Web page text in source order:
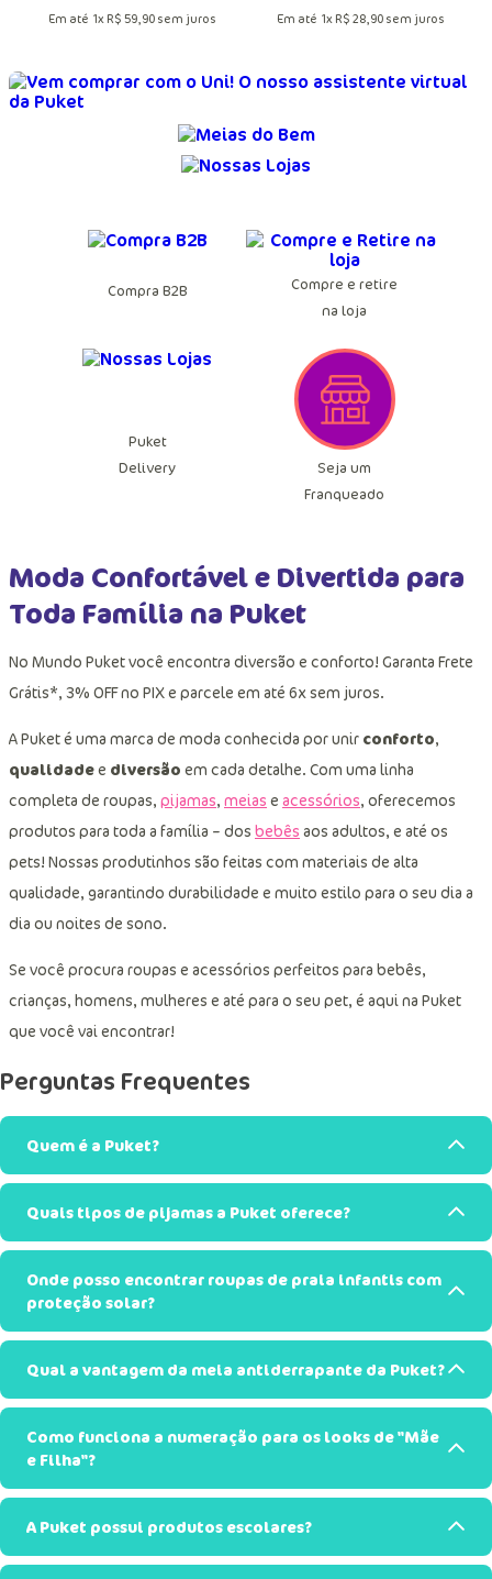
Em até 1x R$ 59, 90sem juros Em até 1x R$ 28, 90sem juros
Compra B2B
Compre e retire
na loja
Puket
Delivery
Seja um
Franqueado
Moda Confortável e Divertida para
Toda Família na Puket
No Mundo Puket você encontra diversão e conforto! Garanta Frete
Grátis*, 3% OFF no PIX e parcele em até 6x sem juros.
A Puket é uma marca de moda conhecida por unir conforto,
qualidadee diversão em cada detalhe. Com uma linha
completa de roupas, pijamas, meias e acessórios, oferecemos
produtos para toda a família – dos bebês aos adultos, e até os
pets! Nossas produtinhos são feitas com materiais de alta
qualidade, garantindo durabilidade e muito estilo para o seu dia a
dia ou noites de sono.
Se você procura roupas e acessórios perfeitos para bebês,
crianças, homens, mulheres e até para o seu pet, é aqui na Puket
que você vai encontrar!
Perguntas Frequentes
Quem é a Puket?
Quais tipos de pijamas a Puket oferece?
Onde posso encontrar roupas de praia infantis com
proteção solar?
Qual a vantagem da meia antiderrapante da Puket?
Como funciona a numeração para os looks de "Mãe
e Filha"?
A Puket possui produtos escolares?